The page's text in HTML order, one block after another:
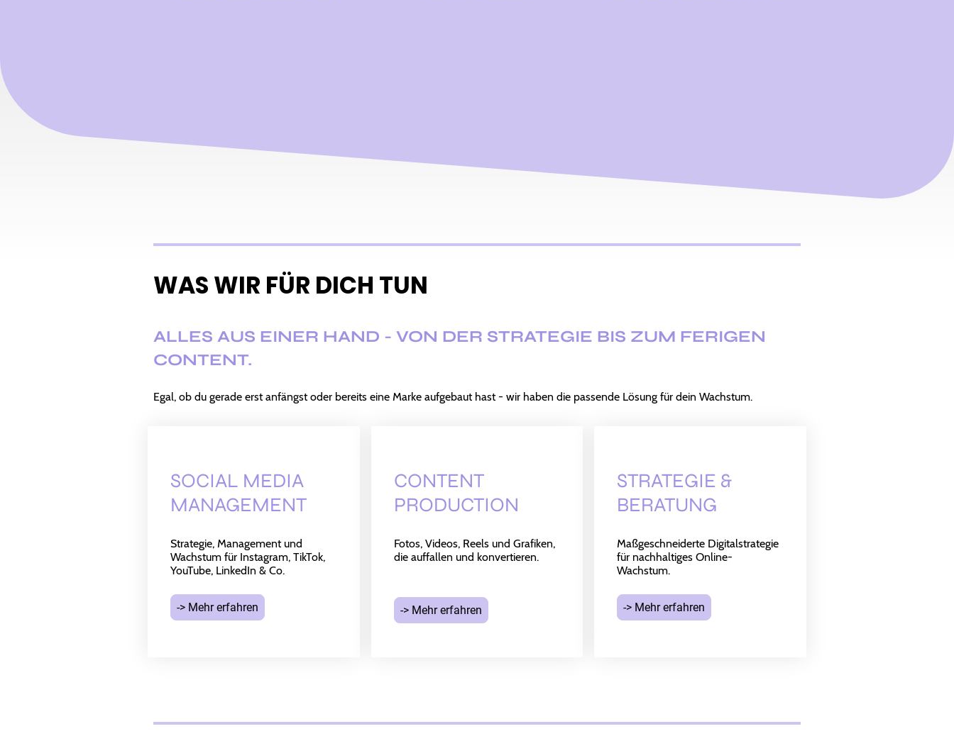
WAS WIR FÜR DICH TUN
ALLES AUS EINER HAND - VON DER STRATEGIE BIS ZUM FERIGEN
CONTENT.
Egal, ob du gerade erst anfängst oder bereits eine Marke aufgebaut hast - wir haben die passende Lösung für dein Wachstum.
SOCIAL MEDIA
MANAGEMENT
Strategie, Management und
Wachstum für Instagram, TikTok,
YouTube, LinkedIn & Co.
-> Mehr erfahren
CONTENT
PRODUCTION
Fotos, Videos, Reels und Grafiken,
die auffallen und konvertieren.
-> Mehr erfahren
STRATEGIE &
BERATUNG
Maßgeschneiderte Digitalstrategie
für nachhaltiges Online-
Wachstum.
-> Mehr erfahren